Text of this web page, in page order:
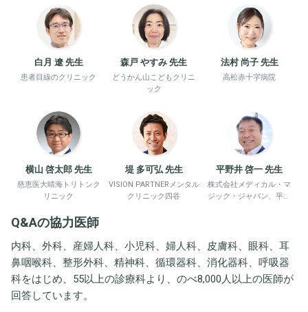
白月 遼 先生
患者目線のクリニック
森戸 やすみ 先生
どうかん山こどもクリニ
ック
法村 尚子 先生
高松赤十字病院
横山 啓太郎 先生
慈恵医大晴海トリトンク
リニック
堤 多可弘 先生
VISION PARTNERメンタル
クリニック四谷
平野井 啓一 先生
株式会社メディカル・マ
ジック・ジャパン、平野
Q&Aの協力医師
内科、外科、産婦人科、小児科、婦人科、皮膚科、眼科、耳
鼻咽喉科、整形外科、精神科、循環器科、消化器科、呼吸器
科をはじめ、55以上の診療科より、のべ8,000人以上の医師が
回答しています。